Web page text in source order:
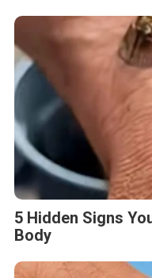
5 Hidden Signs
Body